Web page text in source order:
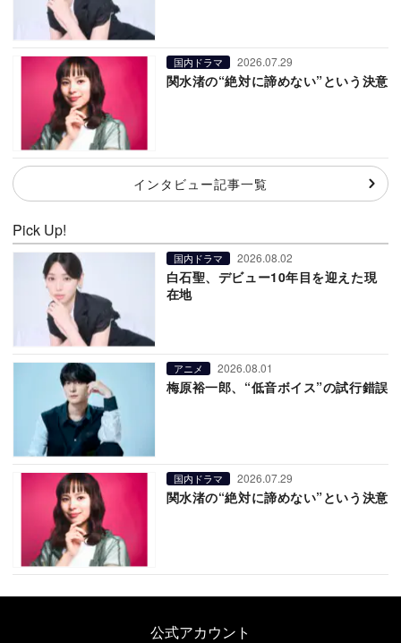
国内ドラマ 2026.07.29
関水渚の“絶対に諦めない”という決意
インタビュー記事一覧
Pick Up!
国内ドラマ 2026.08.02
白石聖、デビュー10年目を迎えた現
在地
アニメ 2026.08.01
梅原裕一郎、“低音ボイス”の試行錯誤
国内ドラマ 2026.07.29
関水渚の“絶対に諦めない”という決意
公式アカウント